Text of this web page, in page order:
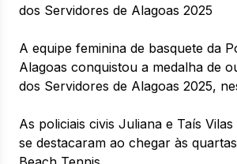
dos Servidores de Alagoas 2025
A equipe feminina de basquete da
Alagoas conquistou a medalha de
dos Servidores de Alagoas 2025,
As policiais civis Juliana e Taís
se destacaram ao chegar às